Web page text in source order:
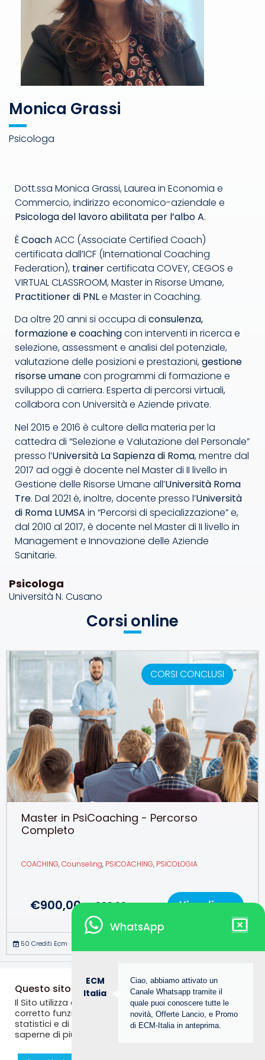
Monica Grassi
Psicologa
Dott.ssa Monica Grassi, Laurea in Economia e
Commercio, indirizzo economico-aziendale e
Psicologa del lavoro abilitata per l’albo A.
ÈCoachACC (Associate Certified Coach)
certificata dall’ICF (International Coaching
Federation), trainercertificata COVEY, CEGOS e
VIRTUAL CLASSROOM, Master in Risorse Umane,
Practitioner di PNLe Master in Coaching.
Da oltre 20 anni si occupa di consulenza,
formazione e coachingcon interventi in ricerca e
selezione, assessment e analisi del potenziale,
valutazione delle posizioni e prestazioni,gestione
risorse umanecon programmi di formazione e
sviluppo di carriera. Esperta di percorsi virtuali,
collabora con Università e Aziende private.
Nel 2015 e 2016 è cultore della materia per la
cattedra di “Selezione e Valutazione del Personale”
presso l’Università La Sapienza di Roma, mentre dal
2017 ad oggi è docente nel Master di II livello in
Gestione delle Risorse Umane all’Università Roma
Tre. Dal 2021 è, inoltre, docente presso l’Università
di Roma LUMSA in “Percorsi di specializzazione” e,
dal 2010 al 2017, è docente nel Master di II livello in
Management e Innovazione delle Aziende
Sanitarie.
Psicologa
Università N. Cusano
Corsi online
CORSI CONCLUSI
Master in PsiCoaching - Percorso
Completo
COACHING,Counseling, PSICOACHING, PSICOLOGIA
€900,00€1.900,00 Visualizza
50 Crediti Ecm
←Instructor
precedente
Instructor successivo
→
© Copyright 2025, The Bridge MED srl. ECM ITALIA è un
Questo sito web utilizza i cookie
Il Sito utilizza alcuni cookie tecnici necessari per il
corretto funzionamento dello stesso, nonché cookie
statistici e di profilazione anche di terze parti. Se vuoi
saperne di più consulta la
WhatsApp
Ciao, abbiamo attivato un
Canale Whatsapp tramite il
quale puoi conoscere tutte le
novità, Offerte Lancio, e Promo
di ECM-Italia in anteprima.
ECM
Italia